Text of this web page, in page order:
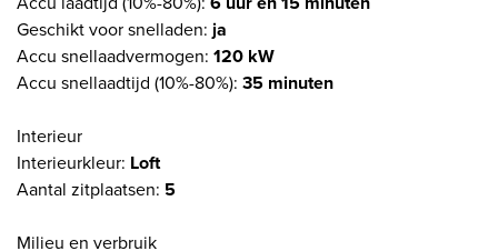
Geschikt voor snelladen: ja
Accu snellaadvermogen: 120 kW
Accu snellaadtijd (10%-80%): 35 minuten
Interieur
Interieurkleur: Loft
Aantal zitplaatsen: 5
Milieu en verbruik